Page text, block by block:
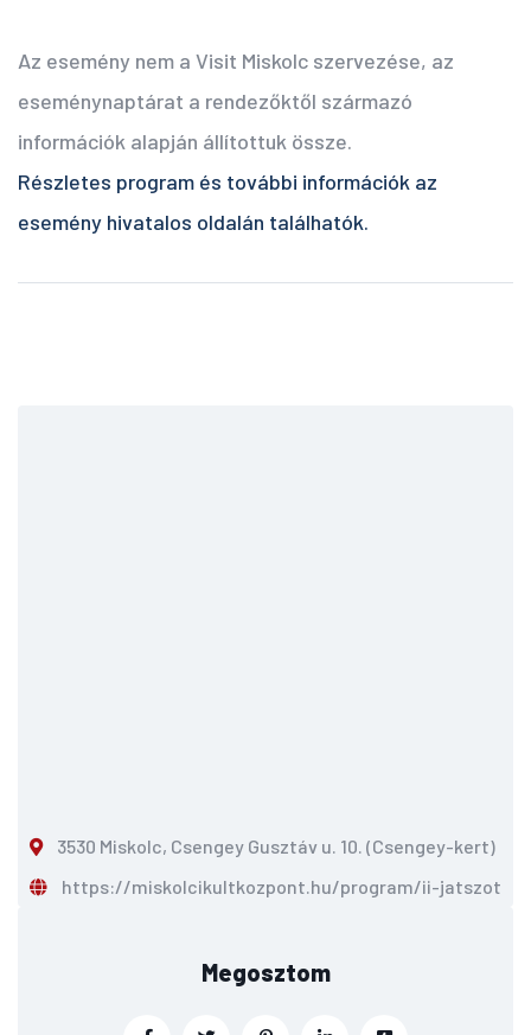
Az esemény nem a Visit Miskolc szervezése, az
eseménynaptárat a rendezőktől származó
információk alapján állítottuk össze.
Részletes program és további információk az
esemény hivatalos oldalán találhatók.
3530 Miskolc, Csengey Gusztáv u. 10. (Csengey-kert)
https://miskolcikultkozpont.hu/program/ii-jatszoter-
Megosztom